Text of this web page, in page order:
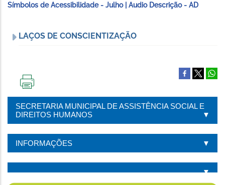
Símbolos de Acessibilidade - Julho | Audio Descrição - AD
LAÇOS DE CONSCIENTIZAÇÃO
PÁGINA
SECRETARIA MUNICIPAL DE ASSISTÊNCIA SOCIAL E
DIREITOS HUMANOS
INFORMAÇÕES